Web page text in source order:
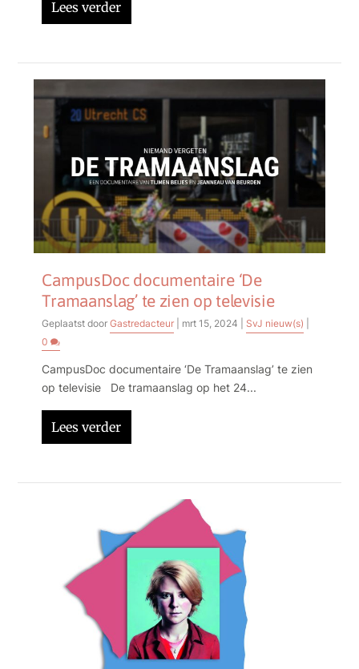
‘tijdschriftje maken’ met eerstejaars, zelfs de
Lees verder
CampusDoc documentaire ‘De
Tramaanslag’ te zien op televisie
Geplaatst doorGastredacteur mrt 15, 2024 SvJ nieuw(s)
0
CampusDoc documentaire ‘De Tramaanslag’ te zien
op televisie De tramaanslag op het 24...
Lees verder